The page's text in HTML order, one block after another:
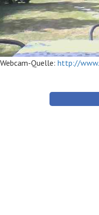
Webcam-Quelle: http://